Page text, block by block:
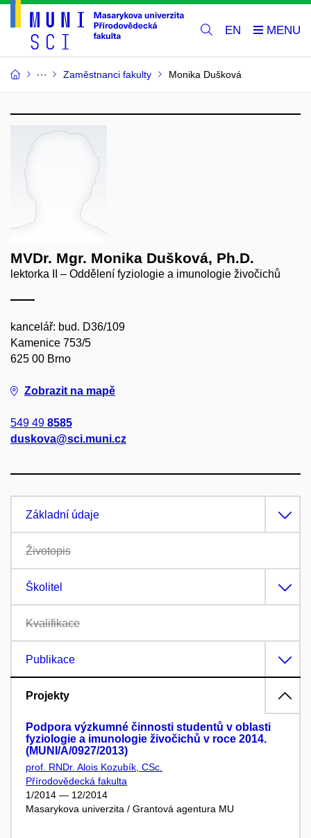
EN
Zaměstnanci fakulty Monika Dušková
MVDr. Mgr. Monika Dušková, Ph.D.
lektorka II – Oddělení fyziologie a imunologie živočichů
kancelář: bud. D36/109
Kamenice 753/5
625 00 Brno
Zobrazit na mapě
549 49 8585
duskova@sci.muni.cz
Základní údaje
Životopis
Školitel
Kvalifikace
Publikace
Projekty
Podpora výzkumné činnosti studentů v oblasti
fyziologie a imunologie živočichů v roce 2014.
(MUNI/A/0927/2013)
prof. RNDr. Alois Kozubík, CSc.
Přírodovědecká fakulta
1/2014 — 12/2014
Masarykova univerzita / Grantová agentura MU